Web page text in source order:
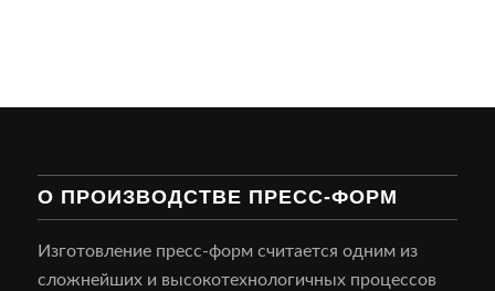
О ПРОИЗВОДСТВЕ ПРЕСС-ФОРМ
Изготовление пресс-форм считается одним из
сложнейших и высокотехнологичных процессов